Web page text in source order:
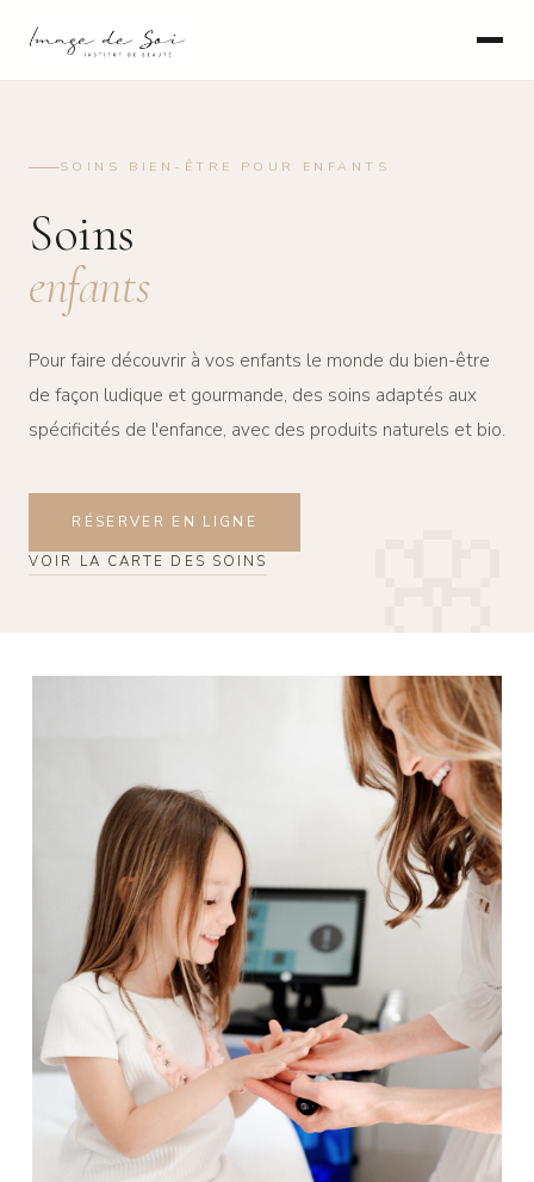
SOINS BIEN-ÊTRE POUR ENFANTS
Soins
enfants
Pour faire découvrir à vos enfants le monde du bien-être
de façon ludique et gourmande, des soins adaptés aux
spécificités de l'enfance, avec des produits naturels et bio.
RÉSERVER EN LIGNE
VOIR LA CARTE DES SOINS